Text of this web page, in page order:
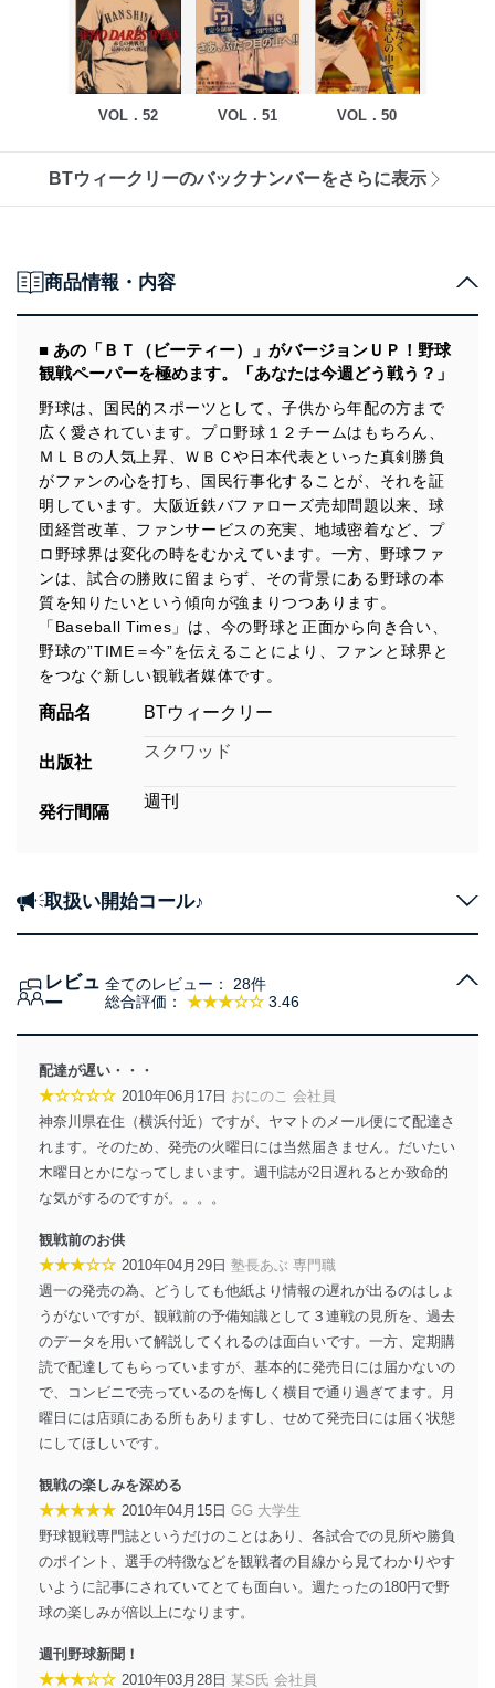
VOL．52 VOL．51 VOL．50
BTウィークリーのバックナンバーをさらに表示
商品情報・内容
■ あの「ＢＴ（ビーティー）」がバージョンＵＰ！野球
観戦ペーパーを極めます。「あなたは今週どう戦う？」
野球は、国民的スポーツとして、子供から年配の方まで
広く愛されています。プロ野球１２チームはもちろん、
ＭＬＢの人気上昇、ＷＢＣや日本代表といった真剣勝負
がファンの心を打ち、国民行事化することが、それを証
明しています。大阪近鉄バファローズ売却問題以来、球
団経営改革、ファンサービスの充実、地域密着など、プ
ロ野球界は変化の時をむかえています。一方、野球ファ
ンは、試合の勝敗に留まらず、その背景にある野球の本
質を知りたいという傾向が強まりつつあります。
「Baseball Times」は、今の野球と正面から向き合い、
野球の”TIME＝今”を伝えることにより、ファンと球界と
をつなぐ新しい観戦者媒体です。
商品名 BTウィークリー
出版社
スクワッド
発行間隔
週刊
取扱い開始コール♪
レビュ
ー
総合評価： ★★★☆☆ 3.46
全てのレビュー： 28件
配達が遅い・・・
★☆☆☆☆ 2010年06月17日 おにのこ 会社員
神奈川県在住（横浜付近）ですが、ヤマトのメール便にて配達さ
れます。そのため、発売の火曜日には当然届きません。だいたい
木曜日とかになってしまいます。週刊誌が2日遅れるとか致命的
な気がするのですが。。。。
観戦前のお供
★★★☆☆ 2010年04月29日 塾長あぶ 専門職
週一の発売の為、どうしても他紙より情報の遅れが出るのはしょ
うがないですが、観戦前の予備知識として３連戦の見所を、過去
のデータを用いて解説してくれるのは面白いです。一方、定期購
読で配達してもらっていますが、基本的に発売日には届かないの
で、コンビニで売っているのを悔しく横目で通り過ぎてます。月
曜日には店頭にある所もありますし、せめて発売日には届く状態
にしてほしいです。
観戦の楽しみを深める
★★★★★ 2010年04月15日 GG 大学生
野球観戦専門誌というだけのことはあり、各試合での見所や勝負
のポイント、選手の特徴などを観戦者の目線から見てわかりやす
いように記事にされていてとても面白い。週たったの180円で野
球の楽しみが倍以上になります。
週刊野球新聞！
★★★☆☆ 2010年03月28日 某S氏 会社員